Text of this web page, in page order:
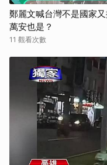
鄭麗文喊台灣不是國家
萬安也是？
11 觀看次數